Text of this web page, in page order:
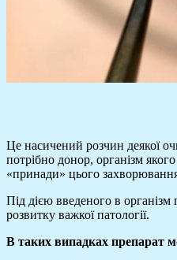
Це насичений розчин деякої
потрібно донор, організм
«принади» цього
Під дією введеного в
розвитку важкої патології.
В таких випадках препарат